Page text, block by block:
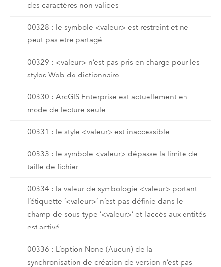
des caractères non valides
00328 : le symbole <valeur> est restreint et ne
peut pas être partagé
00329 : <valeur> n’est pas pris en charge pour les
styles Web de dictionnaire
00330 : ArcGIS Enterprise est actuellement en
mode de lecture seule
00331 : le style <valeur> est inaccessible
00333 : le symbole <valeur> dépasse la limite de
taille de fichier
00334 : la valeur de symbologie <valeur> portant
l’étiquette ’<valeur>’ n’est pas définie dans le
champ de sous-type ’<valeur>’ et l’accès aux entités
est activé
00336 : L’option None (Aucun) de la
synchronisation de création de version n’est pas